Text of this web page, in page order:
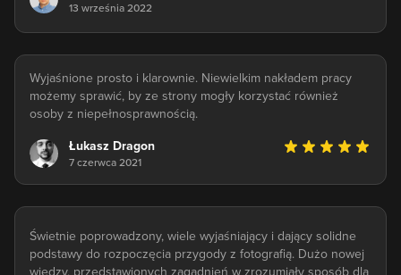
13 września 2022
Wyjaśnione prosto i klarownie. Niewielkim nakładem pracy
możemy sprawić, by ze strony mogły korzystać również
osoby z niepełnosprawnością.
Łukasz Dragon
7 czerwca 2021
Świetnie poprowadzony, wiele wyjaśniający i dający solidne
podstawy do rozpoczęcia przygody z fotografią. Dużo nowej
wiedzy, przedstawionych zagadnień w zrozumiały sposób dla